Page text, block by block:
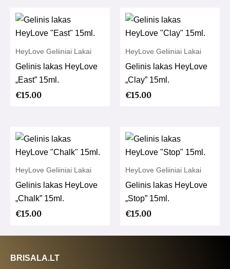
HeyLove Geliiniai Lakai
Gelinis lakas HeyLove
„East” 15ml.
€15.00
HeyLove Geliiniai Lakai
Gelinis lakas HeyLove
„Clay” 15ml.
€15.00
HeyLove Geliiniai Lakai
Gelinis lakas HeyLove
„Chalk” 15ml.
€15.00
HeyLove Geliiniai Lakai
Gelinis lakas HeyLove
„Stop” 15ml.
€15.00
BRISALA.LT